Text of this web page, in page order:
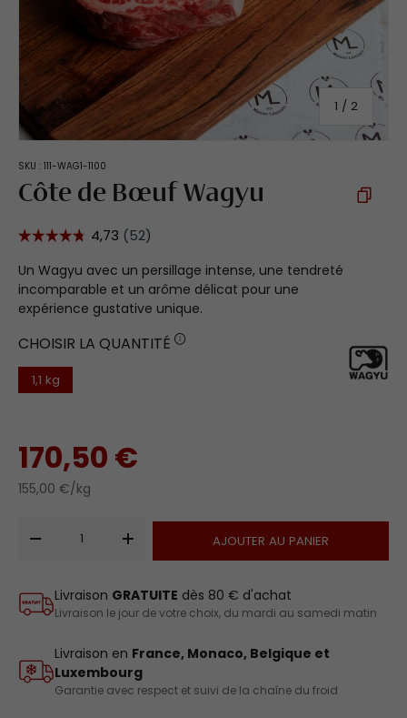
1 / de
2
SKU : 111-WAG1-1100
Côte de Bœuf Wagyu
Un Wagyu avec un persillage intense, une tendreté
incomparable et un arôme délicat pour une
expérience gustative unique.
CHOISIR LA QUANTITÉ
1,1 kg
170,50 €
155,00 €/kg
-
+ AJOUTER AU PANIER
Livraison GRATUITE dès 80 € d'achat
Livraison le jour de votre choix, du mardi au samedi matin
Livraison en France, Monaco, Belgique et
Luxembourg
Garantie avec respect et suivi de la chaîne du froid